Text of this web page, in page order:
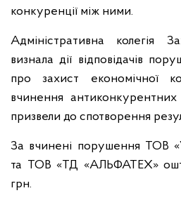
конкуренції між ними.
Адміністративна
визнала дії відповідачів
про захист економічної
вчинення
призвели до спотворення
За вчинені порушення ТОВ
та ТОВ «ТД «АЛЬФАТЕХ»
грн.